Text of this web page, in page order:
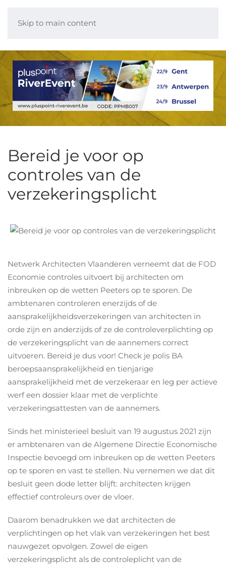
Skip to main content
Bereid je voor op
controles van de
verzekeringsplicht
Netwerk Architecten Vlaanderen verneemt dat de FOD
Economie controles uitvoert bij architecten om
inbreuken op de wetten Peeters op te sporen. De
ambtenaren controleren enerzijds of de
aansprakelijkheidsverzekeringen van architecten in
orde zijn en anderzijds of ze de controleverplichting op
de verzekeringsplicht van de aannemers correct
uitvoeren. Bereid je dus voor! Check je polis BA
beroepsaansprakelijkheid en tienjarige
aansprakelijkheid met de verzekeraar en leg per actieve
werf een dossier klaar met de verplichte
verzekeringsattesten van de aannemers.
Sinds het ministerieel besluit van 19 augustus 2021 zijn
er ambtenaren van de Algemene Directie Economische
Inspectie bevoegd om inbreuken op de wetten Peeters
op te sporen en vast te stellen. Nu vernemen we dat dit
besluit geen dode letter blijft: architecten krijgen
effectief controleurs over de vloer.
Daarom benadrukken we dat architecten de
verplichtingen op het vlak van verzekeringen het best
nauwgezet opvolgen. Zowel de eigen
verzekeringsplicht als de controleplicht van de